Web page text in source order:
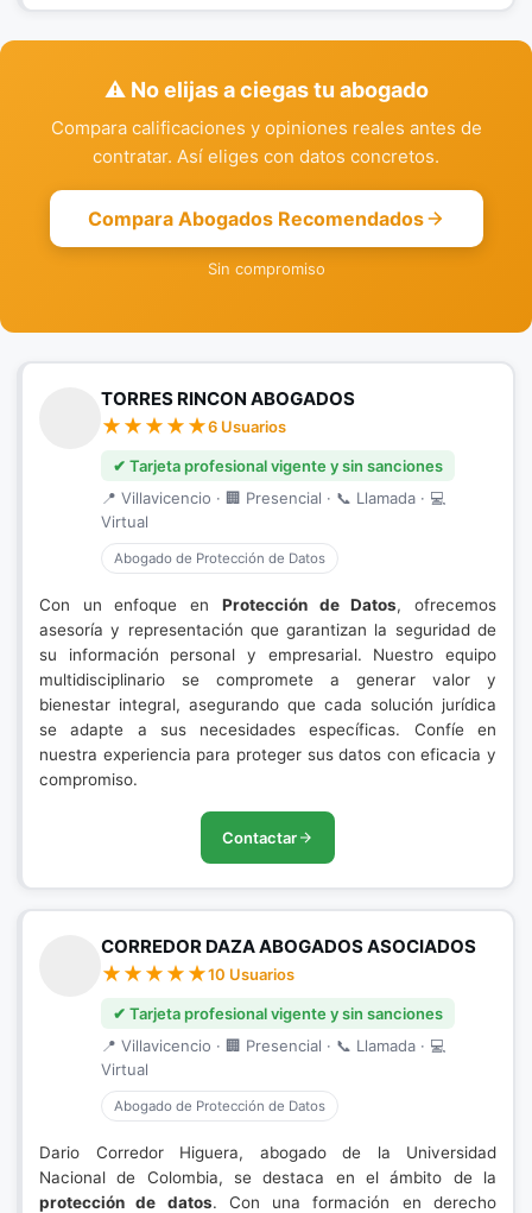
⚠️ No elijas a ciegas tu abogado
Compara calificaciones y opiniones reales antes de
contratar. Así eliges con datos concretos.
Compara Abogados Recomendados
Sin compromiso
TORRES RINCON ABOGADOS
6 Usuarios
✔ Tarjeta profesional vigente y sin sanciones
📍 Villavicencio · 🏢 Presencial · 📞 Llamada · 💻
Virtual
Abogado de Protección de Datos
Con un enfoque en Protección de Datos, ofrecemos
asesoría y representación que garantizan la seguridad de
su información personal y empresarial. Nuestro equipo
multidisciplinario se compromete a generar valor y
bienestar integral, asegurando que cada solución jurídica
se adapte a sus necesidades específicas. Confíe en
nuestra experiencia para proteger sus datos con eficacia y
compromiso.
Contactar
CORREDOR DAZA ABOGADOS ASOCIADOS
10 Usuarios
✔ Tarjeta profesional vigente y sin sanciones
📍 Villavicencio · 🏢 Presencial · 📞 Llamada · 💻
Virtual
Abogado de Protección de Datos
Dario Corredor Higuera, abogado de la Universidad
Nacional de Colombia, se destaca en el ámbito de la
protección de datos. Con una formación en derecho